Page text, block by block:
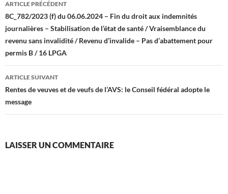
des
articles
ARTICLE PRÉCÉDENT
8C_782/2023 (f) du 06.06.2024 – Fin du droit aux indemnités
journalières – Stabilisation de l’état de santé / Vraisemblance du
revenu sans invalidité / Revenu d’invalide – Pas d’abattement pour
permis B / 16 LPGA
ARTICLE SUIVANT
Rentes de veuves et de veufs de l’AVS: le Conseil fédéral adopte le
message
LAISSER UN COMMENTAIRE